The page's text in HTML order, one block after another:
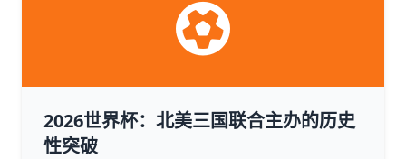
2026世界杯：北美三国联合主办的历史
性突破